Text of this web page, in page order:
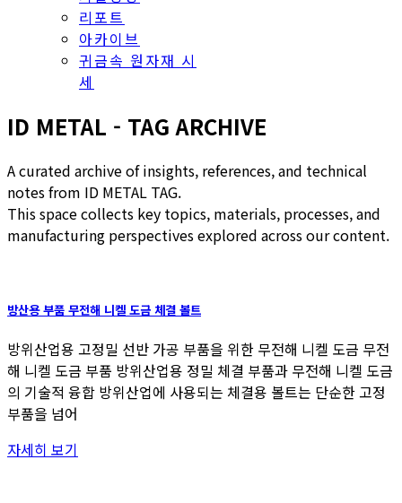
아카이브
귀금속 원자재 시
세
ID METAL - TAG ARCHIVE
notes from ID METAL TAG.
This space collects key topics, materials, processes, and
manufacturing perspectives explored across our content.
방위산업용 고정밀 선반 가공 부품을 위한 무전해 니켈 도금 무전
해 니켈 도금 부품 방위산업용 정밀 체결 부품과 무전해 니켈 도금
의 기술적 융합 방위산업에 사용되는 체결용 볼트는 단순한 고정
부품을 넘어
자세히 보기